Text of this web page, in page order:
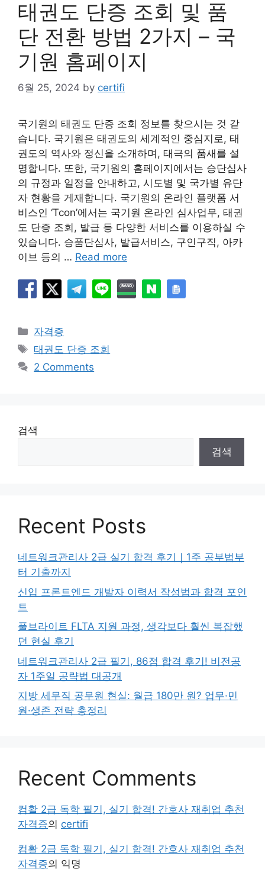
태권도 단증 조회 및 품
단 전환 방법 2가지 – 국
기원 홈페이지
6월 25, 2024 by certifi
국기원의 태권도 단증 조회 정보를 찾으시는 것 같
습니다. 국기원은 태권도의 세계적인 중심지로, 태
권도의 역사와 정신을 소개하며, 태극의 품새를 설
명합니다. 또한, 국기원의 홈페이지에서는 승단심사
의 규정과 일정을 안내하고, 시도별 및 국가별 유단
자 현황을 게재합니다. 국기원의 온라인 플랫폼 서
비스인 ‘Tcon’에서는 국기원 온라인 심사업무, 태권
도 단증 조회, 발급 등 다양한 서비스를 이용하실 수
있습니다. 승품단심사, 발급서비스, 구인구직, 아카
이브 등의 … Read more
Categories
자격증
Tags
태권도 단증 조회
2 Comments
검색
검색
Recent Posts
네트워크관리사 2급 실기 합격 후기｜1주 공부법부
터 기출까지
신입 프론트엔드 개발자 이력서 작성법과 합격 포인
트
풀브라이트 FLTA 지원 과정, 생각보다 훨씬 복잡했
던 현실 후기
네트워크관리사 2급 필기, 86점 합격 후기! 비전공
자 1주일 공략법 대공개
지방 세무직 공무원 현실: 월급 180만 원? 업무·민
원·생존 전략 총정리
Recent Comments
컴활 2급 독학 필기, 실기 합격! 간호사 재취업 추천
자격증의 certifi
컴활 2급 독학 필기, 실기 합격! 간호사 재취업 추천
자격증의 익명